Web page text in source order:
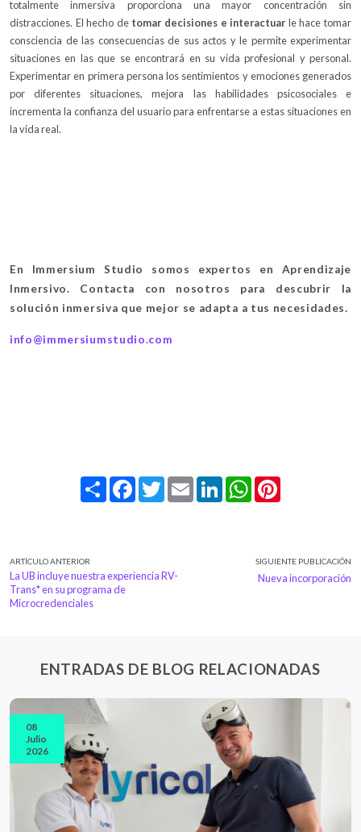
totalmente inmersiva proporciona una mayor concentración sin
distracciones. El hecho detomar decisiones e interactuar le hace tomar
consciencia de las consecuencias de sus actos y le permite experimentar
situaciones en las que se encontrará en su vida profesional y personal.
Experimentar en primera persona los sentimientos y emociones generados
por diferentes situaciones, mejora las habilidades psicosociales e
incrementa la confianza del usuario para enfrentarse a estas situaciones en
la vida real.
En Immersium Studio somos expertos en Aprendizaje
Inmersivo. Contacta con nosotros para descubrir la
solución inmersiva que mejor se adapta a tus necesidades.
info@immersiumstudio.com
Share FacebookTwitterEmail LinkedInWhatsApp
ARTÍCULO ANTERIOR
La UB incluye nuestra experiencia RV-
Trans* en su programa de
Microcredenciales
SIGUIENTE PUBLICACIÓN
Nueva incorporación
ENTRADAS DE BLOG RELACIONADAS
08
Julio
2026